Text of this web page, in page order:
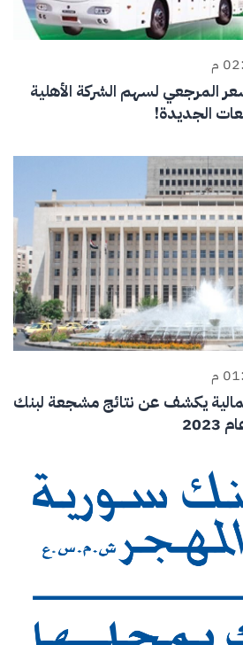
المرجعي لسهم الشركة الأهلية
يكشف عن نتائج مشجعة لبنك